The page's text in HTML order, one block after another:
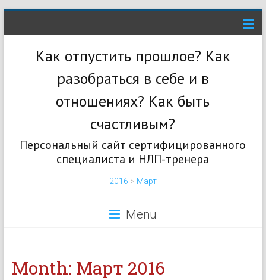
Как отпустить прошлое? Как
разобраться в себе и в
отношениях? Как быть
счастливым?
Персональный сайт сертифицированного
специалиста и НЛП-тренера
2016 > Март
Menu
Month: Март 2016